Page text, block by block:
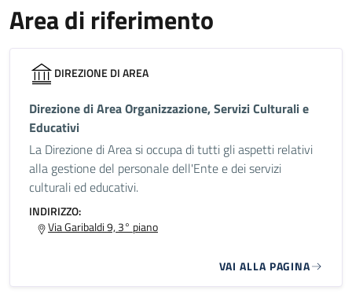
Area di riferimento
DIREZIONE DI AREA
Direzione di Area Organizzazione, Servizi Culturali e
Educativi
La Direzione di Area si occupa di tutti gli aspetti relativi
alla gestione del personale dell'Ente e dei servizi
culturali ed educativi.
INDIRIZZO:
Via Garibaldi 9, 3° piano
VAI ALLA PAGINA